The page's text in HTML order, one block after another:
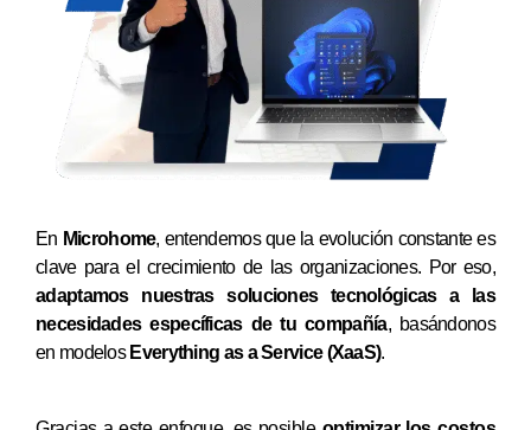
En Microhome, entendemos que la evolución constante es
clave para el crecimiento de las organizaciones. Por eso,
adaptamos nuestras soluciones tecnológicas a las
necesidades específicas de tu compañía, basándonos
en modelos Everything as a Service (XaaS).